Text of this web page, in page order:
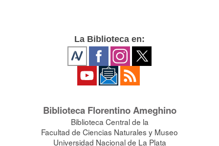
La Biblioteca en:
Biblioteca Florentino Ameghino
Biblioteca Central de la
Facultad de Ciencias Naturales y Museo
Universidad Nacional de La Plata